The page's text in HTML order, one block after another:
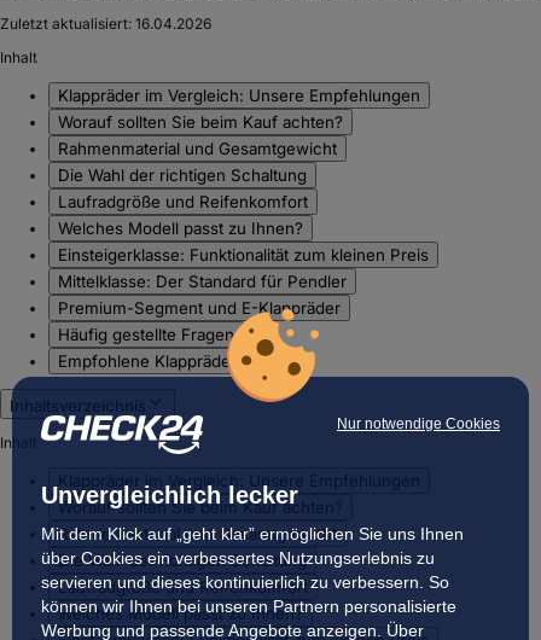
Nur notwendige Cookies
Unvergleichlich lecker
Mit dem Klick auf „geht klar” ermöglichen Sie uns Ihnen
über Cookies ein verbessertes Nutzungserlebnis zu
servieren und dieses kontinuierlich zu verbessern. So
können wir Ihnen bei unseren Partnern personalisierte
Werbung und passende Angebote anzeigen. Über
Zuletzt aktualisiert: 16.04.2026
Inhalt
Klappräder im Vergleich: Unsere Empfehlungen
Worauf sollten Sie beim Kauf achten?
Rahmenmaterial und Gesamtgewicht
Die Wahl der richtigen Schaltung
Laufradgröße und Reifenkomfort
Welches Modell passt zu Ihnen?
Einsteigerklasse: Funktionalität zum kleinen Preis
Mittelklasse: Der Standard für Pendler
Premium-Segment und E-Klappräder
Häufig gestellte Fragen
Empfohlene Klappräder
Inhaltsverzeichnis
Inhalt
Klappräder im Vergleich: Unsere Empfehlungen
Worauf sollten Sie beim Kauf achten?
Rahmenmaterial und Gesamtgewicht
Die Wahl der richtigen Schaltung
Laufradgröße und Reifenkomfort
Welches Modell passt zu Ihnen?